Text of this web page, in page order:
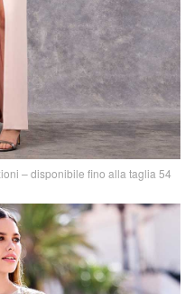
– disponibile fino alla taglia 54